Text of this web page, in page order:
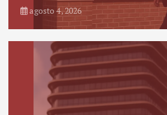
agosto 4, 2026